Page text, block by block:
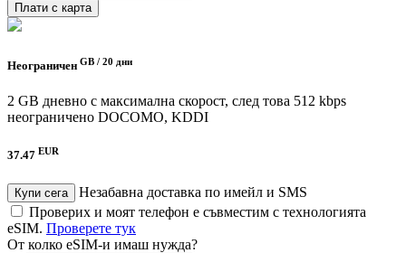
Плати с карта
Неограничен GB / 20 дни
2 GB дневно с максимална скорост, след това 512 kbps
неограничено DOCOMO, KDDI
37.47 EUR
Купи сега
Незабавна доставка по имейл и SMS
Проверих и моят телефон е съвместим с технологията
eSIM. Проверете тук
От колко eSIM-и имаш нужда?